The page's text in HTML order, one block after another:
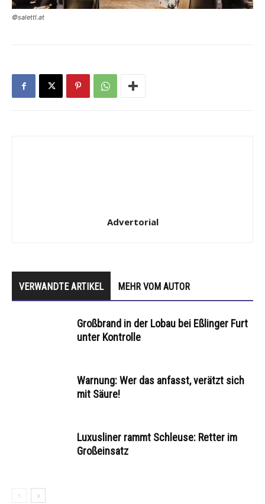
©salettl.at
Advertorial
VERWANDTE ARTIKEL MEHR VOM AUTOR
Großbrand in der Lobau bei Eßlinger Furt
unter Kontrolle
Warnung: Wer das anfasst, verätzt sich
mit Säure!
Luxusliner rammt Schleuse: Retter im
Großeinsatz